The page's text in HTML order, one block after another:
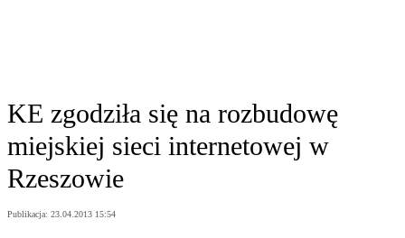
KE zgodziła się na rozbudowę
miejskiej sieci internetowej w
Rzeszowie
Publikacja: 23.04.2013 15:54